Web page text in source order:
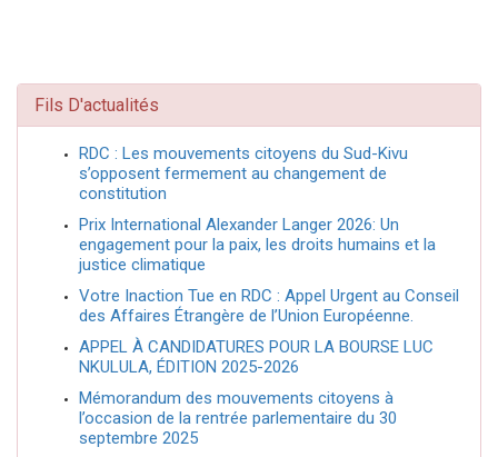
Fils D'actualités
RDC : Les mouvements citoyens du Sud-Kivu
s’opposent fermement au changement de
constitution
Prix International Alexander Langer 2026: Un
engagement pour la paix, les droits humains et la
justice climatique
Votre Inaction Tue en RDC : Appel Urgent au Conseil
des Affaires Étrangère de l’Union Européenne.
APPEL À CANDIDATURES POUR LA BOURSE LUC
NKULULA, ÉDITION 2025-2026
Mémorandum des mouvements citoyens à
l’occasion de la rentrée parlementaire du 30
septembre 2025